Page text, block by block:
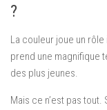
?
La couleur joue un
prend une magnifique
des plus jeunes.
Mais ce n’est pas